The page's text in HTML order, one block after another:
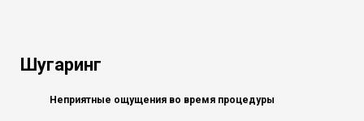
Шугаринг
Неприятные ощущения во время процедуры